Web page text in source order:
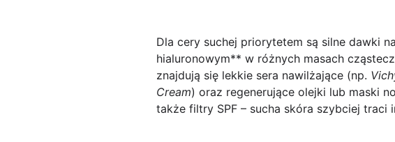
Dla cery suchej priorytetem są silne dawki
hialuronowym** w różnych masach
znajdują się lekkie sera nawilżające (np.
Cream) oraz regenerujące olejki lub maski
także filtry SPF – sucha skóra szybciej traci